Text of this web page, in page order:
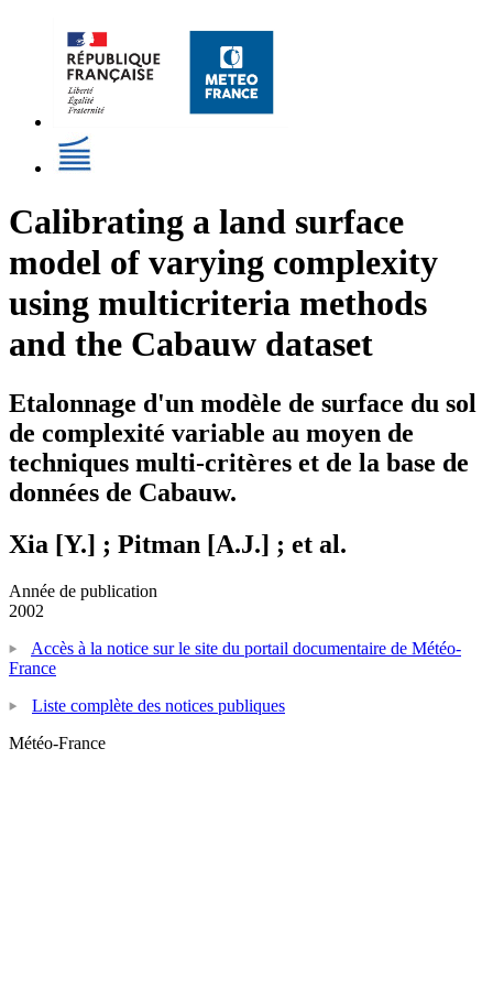
Calibrating a land surface
model of varying complexity
using multicriteria methods
and the Cabauw dataset
Etalonnage d'un modèle de surface du sol
de complexité variable au moyen de
techniques multi-critères et de la base de
données de Cabauw.
Xia [Y.] ; Pitman [A.J.] ; et al.
Année de publication
2002
Accès à la notice sur le site du portail documentaire de Météo-
France
Liste complète des notices publiques
Météo-France